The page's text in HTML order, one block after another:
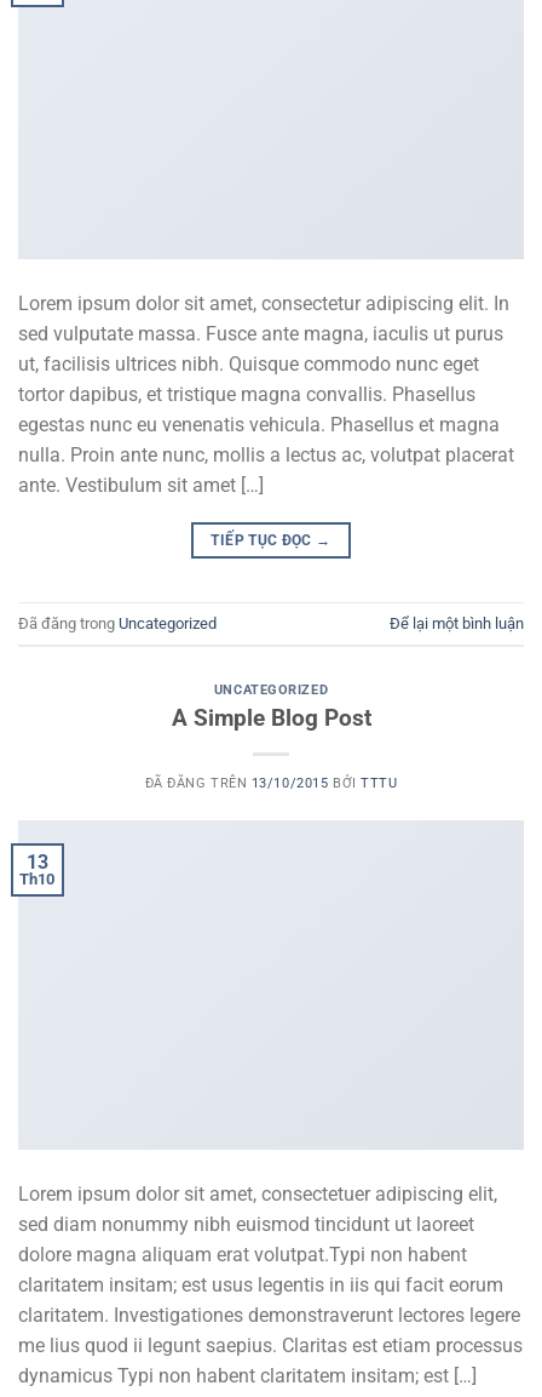
Lorem ipsum dolor sit amet, consectetur adipiscing elit. In
sed vulputate massa. Fusce ante magna, iaculis ut purus
ut, facilisis ultrices nibh. Quisque commodo nunc eget
tortor dapibus, et tristique magna convallis. Phasellus
egestas nunc eu venenatis vehicula. Phasellus et magna
nulla. Proin ante nunc, mollis a lectus ac, volutpat placerat
ante. Vestibulum sit amet […]
TIẾP TỤC ĐỌC →
Đã đăng trong Uncategorized Để lại một bình luận
UNCATEGORIZED
A Simple Blog Post
ĐÃ ĐĂNG TRÊN 13/10/2015 BỞITTTU
13
Th10
Lorem ipsum dolor sit amet, consectetuer adipiscing elit,
sed diam nonummy nibh euismod tincidunt ut laoreet
dolore magna aliquam erat volutpat.Typi non habent
claritatem insitam; est usus legentis in iis qui facit eorum
claritatem. Investigationes demonstraverunt lectores legere
me lius quod ii legunt saepius. Claritas est etiam processus
dynamicus Typi non habent claritatem insitam; est […]